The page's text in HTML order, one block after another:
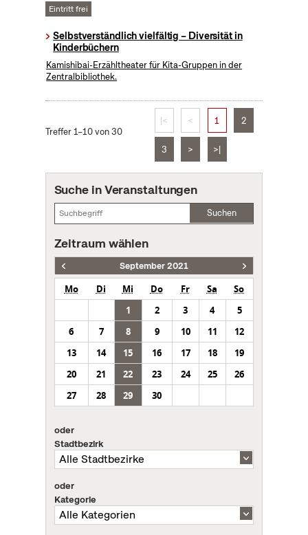
Eintritt frei
Selbstverständlich vielfältig – Diversität in
Kinderbüchern
Kamishibai-Erzähltheater für Kita-Gruppen in der
Zentralbibliothek.
Treffer 1–10 von 30
|< < 1 2
3 > >|
Suche in Veranstaltungen
Suchen
Zeitraum wählen
September 2021
Mo Di Mi Do Fr Sa
So
1
2 3 4
5
6
7 8 9 10 11
12
13
14 15 16 17 18
19
20
21 22 23 24 25
26
27
28 29 30
oder
Stadtbezirk
oder
Kategorie